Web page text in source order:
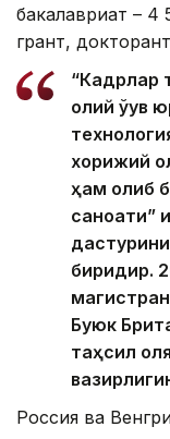
бакалавриат – 4
грант,
“Кадрлар
олий ўқув
хорижий
ҳам олиб
саноати”
биридир.
Буюк
таҳсил
Россия ва